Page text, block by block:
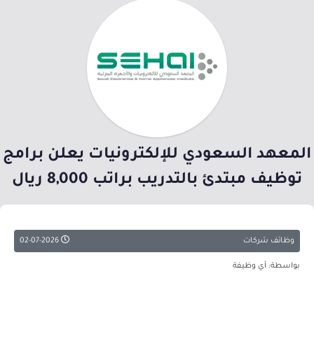
المعهد السعودي للإلكترونيات يعلن برامج
توظيف مبتدئ بالتدريب براتب 8,000 ريال
وظائف شركات
بواسطة: أي وظيفة